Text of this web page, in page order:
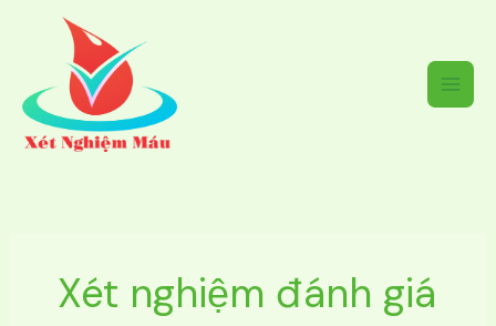
Xét nghiệm đánh giá